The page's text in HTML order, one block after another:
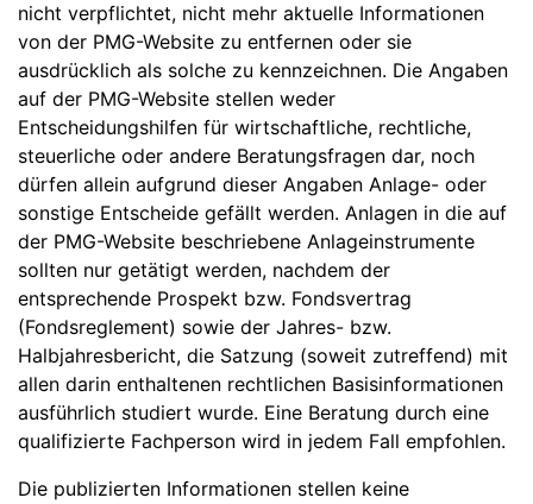
nicht verpflichtet, nicht mehr aktuelle Informationen
von der PMG-Website zu entfernen oder sie
ausdrücklich als solche zu kennzeichnen. Die Angaben
auf der PMG-Website stellen weder
Entscheidungshilfen für wirtschaftliche, rechtliche,
steuerliche oder andere Beratungsfragen dar, noch
dürfen allein aufgrund dieser Angaben Anlage- oder
sonstige Entscheide gefällt werden. Anlagen in die auf
der PMG-Website beschriebene Anlageinstrumente
sollten nur getätigt werden, nachdem der
entsprechende Prospekt bzw. Fondsvertrag
(Fondsreglement) sowie der Jahres- bzw.
Halbjahresbericht, die Satzung (soweit zutreffend) mit
allen darin enthaltenen rechtlichen Basisinformationen
ausführlich studiert wurde. Eine Beratung durch eine
qualifizierte Fachperson wird in jedem Fall empfohlen.
Die publizierten Informationen stellen keine